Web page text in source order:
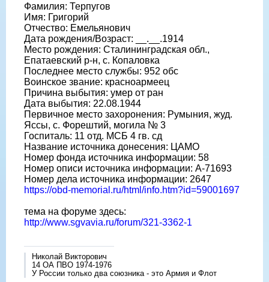
Фамилия: Терпугов
Имя: Григорий
Отчество: Емельянович
Дата рождения/Возраст: __.__.1914
Место рождения: Сталининградская обл.,
Епатаевский р-н, с. Копаловка
Последнее место службы: 952 обс
Воинское звание: красноармеец
Причина выбытия: умер от ран
Дата выбытия: 22.08.1944
Первичное место захоронения: Румыния, жуд.
Яссы, с. Форештий, могила № 3
Госпиталь: 11 отд. МСБ 4 гв. сд
Название источника донесения: ЦАМО
Номер фонда источника информации: 58
Номер описи источника информации: А-71693
Номер дела источника информации: 2647
https://obd-memorial.ru/html/info.htm?id=59001697
тема на форуме здесь:
http://www.sgvavia.ru/forum/321-3362-1
Николай Викторович
14 ОА ПВО 1974-1976
У России только два союзника - это Армия и Флот